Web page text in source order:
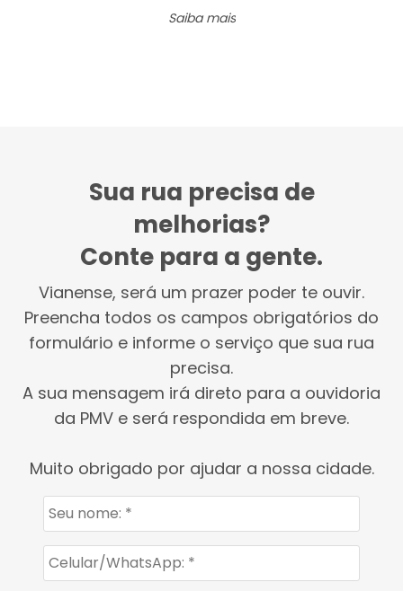
Saiba mais
Sua rua precisa de
melhorias?
Conte para a gente.
Vianense, será um prazer poder te ouvir.
Preencha todos os campos obrigatórios do
formulário e informe o serviço que sua rua
precisa.
A sua mensagem irá direto para a ouvidoria
da PMV e será respondida em breve.
Muito obrigado por ajudar a nossa cidade.